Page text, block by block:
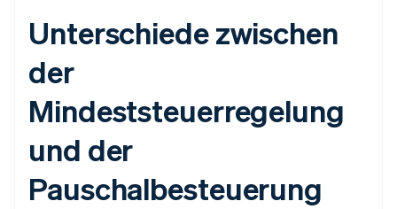
Unterschiede zwischen
der
Mindeststeuerregelung
und der
Pauschalbesteuerung